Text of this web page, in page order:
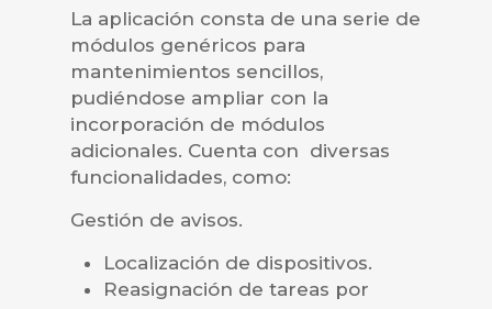
La aplicación consta de una serie de
módulos genéricos para
mantenimientos sencillos,
pudiéndose ampliar con la
incorporación de módulos
adicionales. Cuenta con diversas
funcionalidades, como:
Gestión de avisos.
Localización de dispositivos.
Reasignación de tareas por